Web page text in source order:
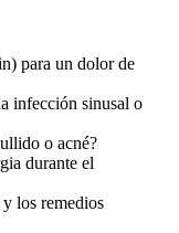
para un dolor de
infección sinusal o
o acné?
durante el
y los remedios